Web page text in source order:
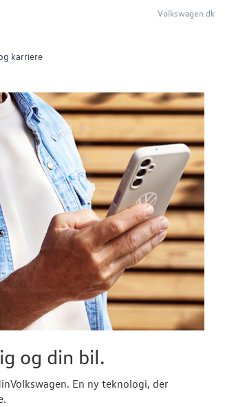
karriere
Volkswagen.dk
og din bil.
En ny teknologi, der